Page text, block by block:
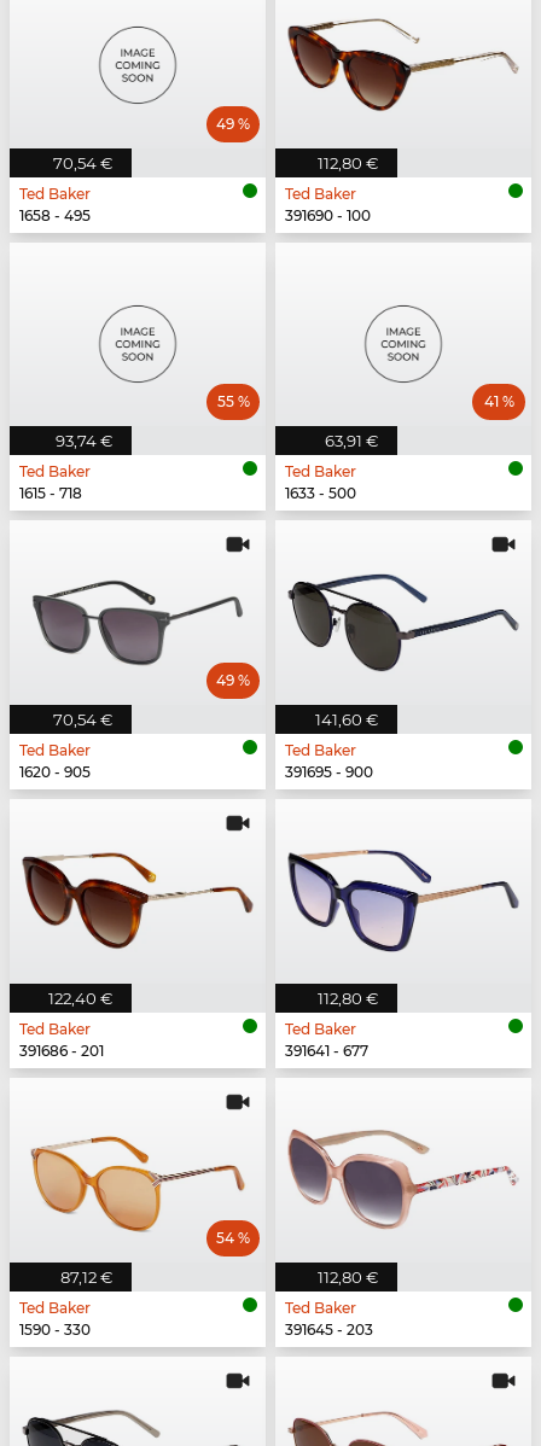
70,54 €
49 %
Ted Baker
1658 - 495
112,80 €
Ted Baker
391690 - 100
93,74 €
55 %
Ted Baker
1615 - 718
63,91 €
41 %
Ted Baker
1633 - 500
70,54 €
49 %
Ted Baker
1620 - 905
141,60 €
Ted Baker
391695 - 900
122,40 €
Ted Baker
391686 - 201
112,80 €
Ted Baker
391641 - 677
87,12 €
54 %
Ted Baker
1590 - 330
112,80 €
Ted Baker
391645 - 203